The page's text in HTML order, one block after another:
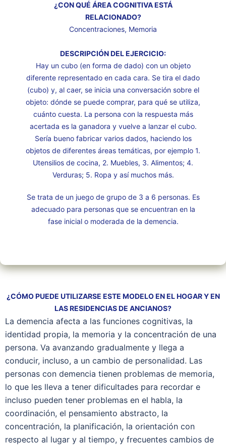
¿CON QUÉ ÁREA COGNITIVA ESTÁ
RELACIONADO?
Concentraciones, Memoria
DESCRIPCIÓN DEL EJERCICIO:
Hay un cubo (en forma de dado) con un objeto
diferente representado en cada cara. Se tira el dado
(cubo) y, al caer, se inicia una conversación sobre el
objeto: dónde se puede comprar, para qué se utiliza,
cuánto cuesta. La persona con la respuesta más
acertada es la ganadora y vuelve a lanzar el cubo.
Sería bueno fabricar varios dados, haciendo los
objetos de diferentes áreas temáticas, por ejemplo 1.
Utensilios de cocina, 2. Muebles, 3. Alimentos; 4.
Verduras; 5. Ropa y así muchos más.
Se trata de un juego de grupo de 3 a 6 personas. Es
adecuado para personas que se encuentran en la
fase inicial o moderada de la demencia.
¿CÓMO PUEDE UTILIZARSE ESTE MODELO EN EL HOGAR Y EN
LAS RESIDENCIAS DE ANCIANOS?
La demencia afecta a las funciones cognitivas, la
identidad propia, la memoria y la concentración de una
persona. Va avanzando gradualmente y llega a
conducir, incluso, a un cambio de personalidad. Las
personas con demencia tienen problemas de memoria,
lo que les lleva a tener dificultades para recordar e
incluso pueden tener problemas en el habla, la
coordinación, el pensamiento abstracto, la
concentración, la planificación, la orientación con
respecto al lugar y al tiempo, y frecuentes cambios de